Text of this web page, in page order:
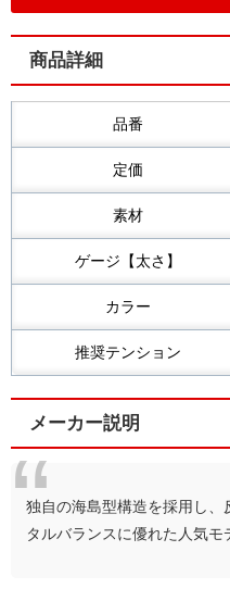
商品詳細
品番
定価
素材
ゲージ【太さ】
カラー
推奨テンション
メーカー説明
独自の海島型構造を採用し、
タルバランスに優れた人気モ